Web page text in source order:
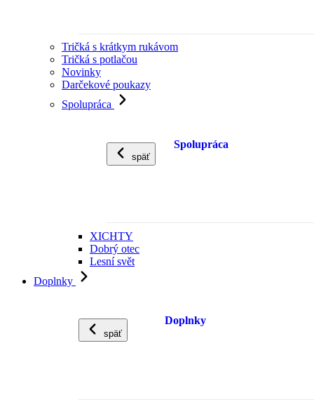
Tričká s krátkym rukávom
Tričká s potlačou
Novinky
Darčekové poukazy
Spolupráca
späť
Spolupráca
XICHTY
Dobrý otec
Lesní svět
Doplnky
späť
Doplnky